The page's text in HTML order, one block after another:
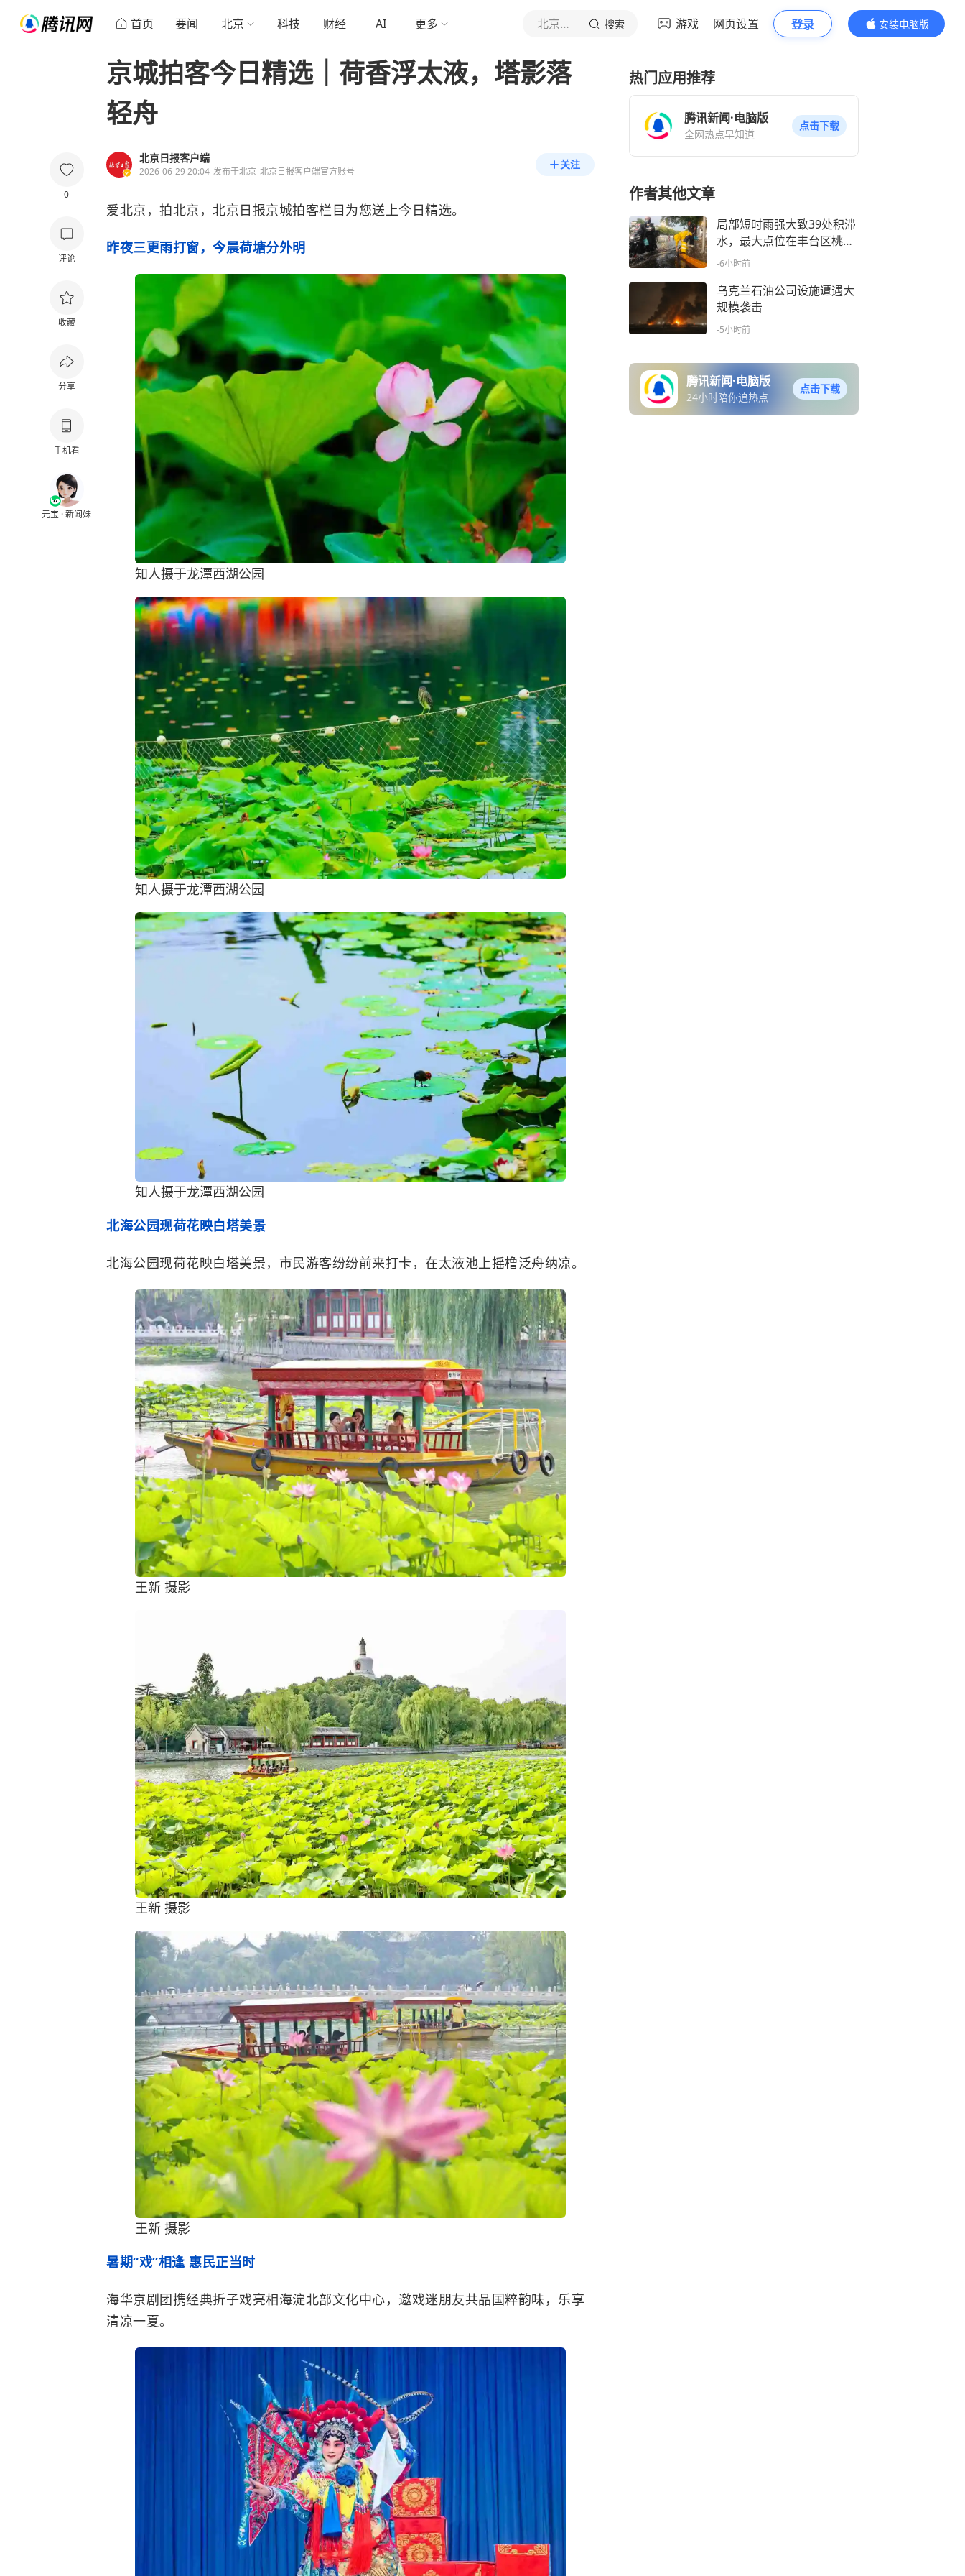
首页 要闻 北京 科技 财经 AI 更多 北京日报客户端 搜索 游戏 网页设置 登录
安装电脑版
内容更精彩
0
评论
收藏
分享
手机看
元宝 · 新闻妹
京城拍客今日精选｜荷香浮太液，塔影落
轻舟
北京日报客户端
2026-06-29 20:04 发布于北京 北京日报客户端官方账号
关注
爱北京，拍北京，北京日报京城拍客栏目为您送上今日精选。
昨夜三更雨打窗，今晨荷塘分外明
知人摄于龙潭西湖公园
知人摄于龙潭西湖公园
知人摄于龙潭西湖公园
北海公园现荷花映白塔美景
北海公园现荷花映白塔美景，市民游客纷纷前来打卡，在太液池上摇橹泛舟纳凉。
王新 摄影
王新 摄影
王新 摄影
暑期“戏”相逢 惠民正当时
海华京剧团携经典折子戏亮相海淀北部文化中心，邀戏迷朋友共品国粹韵味，乐享
清凉一夏。
热门应用推荐
腾讯新闻·电脑版
全网热点早知道
点击下载
作者其他文章
局部短时雨强大致39处积滞
水，最大点位在丰台区桃苑
公园北铁路桥
-6小时前
乌克兰石油公司设施遭遇大
规模袭击
-5小时前
腾讯新闻·电脑版
24小时陪你追热点
点击下载